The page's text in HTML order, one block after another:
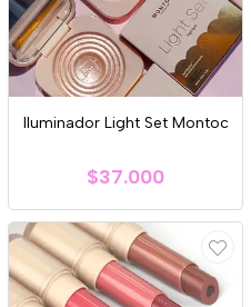
Iluminador Light Set Montoc
$37.000